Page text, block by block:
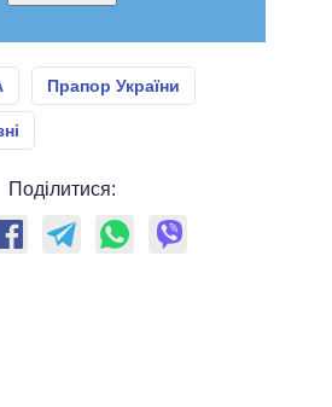
Прапор України
Поділитися: